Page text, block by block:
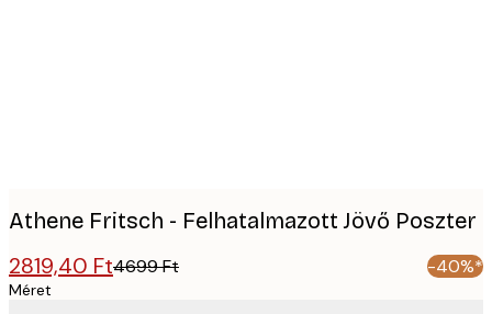
Athene Fritsch - Felhatalmazott Jövő Poszter
2819,40 Ft4699 Ft -40%*
Méret